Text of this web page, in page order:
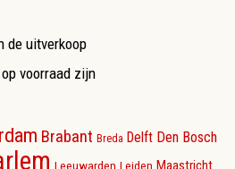
de uitverkoop
voorraad zijn
Brabant Breda Delft Den Bosch
Leeuwarden Leiden Maastricht